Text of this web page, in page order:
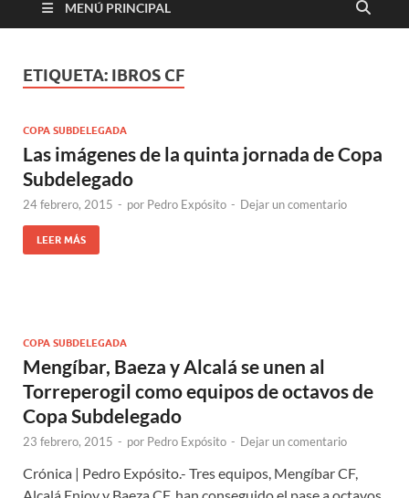
MENÚ PRINCIPAL
ETIQUETA: IBROS CF
COPA SUBDELEGADA
Las imágenes de la quinta jornada de Copa
Subdelegado
24 febrero, 2015 - por Pedro Expósito - Dejar un comentario
LEER MÁS
COPA SUBDELEGADA
Mengíbar, Baeza y Alcalá se unen al
Torreperogil como equipos de octavos de
Copa Subdelegado
23 febrero, 2015 - por Pedro Expósito - Dejar un comentario
Crónica | Pedro Expósito.- Tres equipos, Mengíbar CF,
Alcalá Enjoy y Baeza CF, han conseguido el pase a octavos